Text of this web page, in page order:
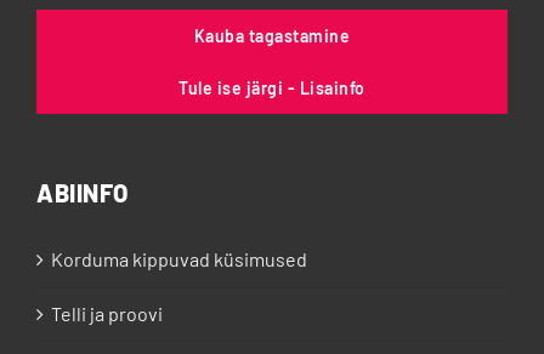
Kauba tagastamine
Tule ise järgi - Lisainfo
ABIINFO
Korduma kippuvad küsimused
Telli ja proovi